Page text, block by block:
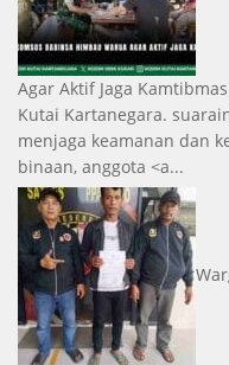
Agar Aktif Jaga Kamtibmas
Kutai Kartanegara.
menjaga keamanan dan
binaan, anggota <a...